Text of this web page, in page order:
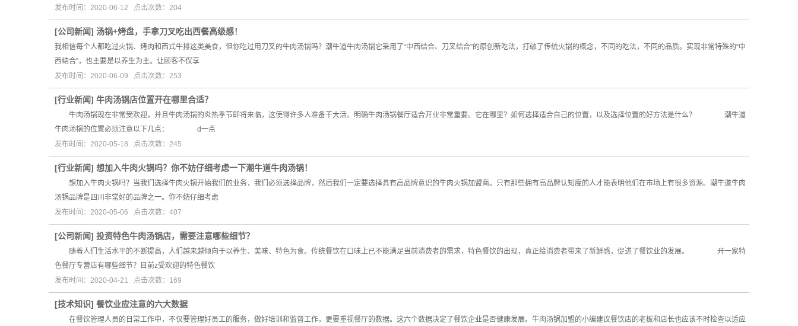
发布时间：2020-06-12 点击次数：204
[公司新闻] 汤锅+烤盘，手拿刀叉吃出西餐高级感！
我相信每个人都吃过火锅、烤肉和西式牛排这类美食，但你吃过用刀叉的牛肉汤锅吗？潮牛道牛肉汤锅它采用了“中西结合、刀叉结合”的原创新吃法，打破了传统火锅的概念，不同的吃法，不同的品质。实现非常特殊的“中
西结合”，也主要是以养生为主。让顾客不仅享
发布时间：2020-06-09 点击次数：253
[行业新闻] 牛肉汤锅店位置开在哪里合适？
牛肉汤锅现在非常受欢迎，并且牛肉汤锅的炎热季节即将来临，这使得许多人准备干大活。明确牛肉汤锅餐厅适合开业非常重要。它在哪里？如何选择适合自己的位置，以及选择位置的好方法是什么？ 潮牛道
牛肉汤锅的位置必须注意以下几点： d一点
发布时间：2020-05-18 点击次数：245
[行业新闻] 想加入牛肉火锅吗？你不妨仔细考虑一下潮牛道牛肉汤锅！
想加入牛肉火锅吗？当我们选择牛肉火锅开始我们的业务，我们必须选择品牌，然后我们一定要选择具有高品牌意识的牛肉火锅加盟商。只有那些拥有高品牌认知度的人才能表明他们在市场上有很多资源。潮牛道牛肉
汤锅品牌是四川非常好的品牌之一。你不妨仔细考虑
发布时间：2020-05-06 点击次数：407
[公司新闻] 投资特色牛肉汤锅店，需要注意哪些细节？
随着人们生活水平的不断提高，人们越来越倾向于以养生、美味、特色为食。传统餐饮在口味上已不能满足当前消费者的需求，特色餐饮的出现，真正给消费者带来了新鲜感，促进了餐饮业的发展。 开一家特
色餐厅专营店有哪些细节？目前z受欢迎的特色餐饮
发布时间：2020-04-21 点击次数：169
[技术知识] 餐饮业应注意的六大数据
在餐饮管理人员的日常工作中，不仅要管理好员工的服务，做好培训和监督工作，更要重视餐厅的数据。这六个数据决定了餐饮企业是否健康发展。牛肉汤锅加盟的小编建议餐饮店的老板和店长也应该不时检查以适应